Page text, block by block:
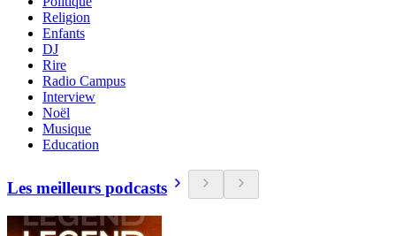
Religion
Enfants
DJ
Rire
Radio Campus
Interview
Noël
Musique
Education
Les meilleurs podcasts